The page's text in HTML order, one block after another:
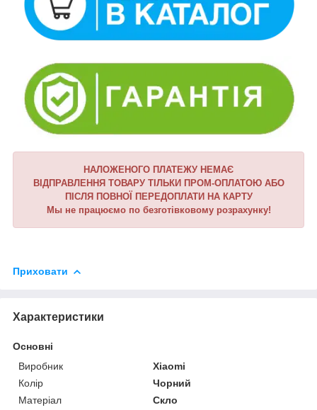
НАЛОЖЕНОГО ПЛАТЕЖУ НЕМАЄ
ВІДПРАВЛЕННЯ ТОВАРУ ТІЛЬКИ ПРОМ-ОПЛАТОЮ АБО
ПІСЛЯ ПОВНОЇ ПЕРЕДОПЛАТИ НА КАРТУ
Мы не працюємо по безготівковому розрахунку!
Приховати
Характеристики
Основні
Виробник
Xiaomi
Колір
Чорний
Матеріал
Скло